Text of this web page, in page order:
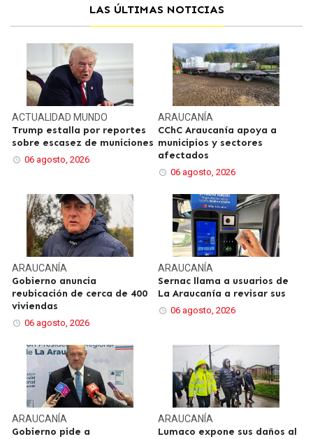
LAS ÚLTIMAS NOTICIAS
ACTUALIDAD MUNDO
Trump estalla por reportes
sobre escasez de municiones
06 agosto, 2026
ARAUCANÍA
CChC Araucanía apoya a
municipios y sectores
afectados
06 agosto, 2026
ARAUCANÍA
Gobierno anuncia
reubicación de cerca de 400
viviendas
06 agosto, 2026
ARAUCANÍA
Sernac llama a usuarios de
La Araucanía a revisar sus
06 agosto, 2026
ARAUCANÍA
Gobierno pide a
ARAUCANÍA
Lumaco expone sus daños al